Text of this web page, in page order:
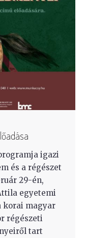
igazi
és a régészet
29-én,
egyetemi
korai magyar
régészeti
tart